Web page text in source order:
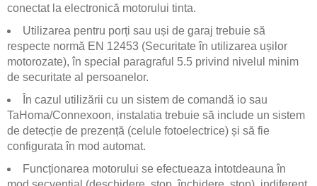
conectat la electronică motorului tinta.
Utilizarea pentru porți sau uși de garaj trebuie să
respecte normă EN 12453 (Securitate în utilizarea ușilor
motorozate), în special paragraful 5.5 privind nivelul minim
de securitate al persoanelor.
În cazul utilizării cu un sistem de comandă io sau
TaHoma/Connexoon, instalatia trebuie să include un sistem
de detecție de prezență (celule fotoelectrice) și să fie
configurata în mod automat.
Funcționarea motorului se efectueaza intotdeauna în